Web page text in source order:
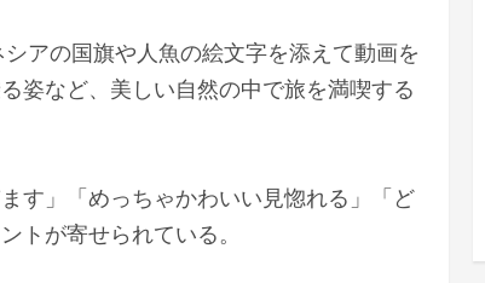
シアの国旗や人魚の絵文字を添えて動画を
姿など、美しい自然の中で旅を満喫する
す」「めっちゃかわいい見惚れる」「ど
トが寄せられている。